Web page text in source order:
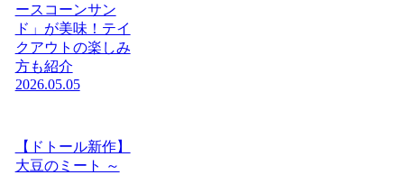
ースコーンサン
ド」が美味！テイ
クアウトの楽しみ
方も紹介
2026.05.05
【ドトール新作】
大豆のミート ～